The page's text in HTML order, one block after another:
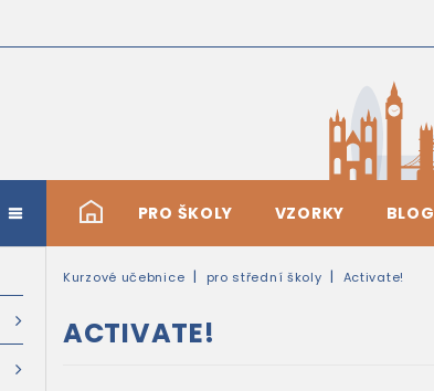
# PRO ŠKOLY VZORKY BLOG
Kurzové učebnice pro střední školy Activate!
ACTIVATE!